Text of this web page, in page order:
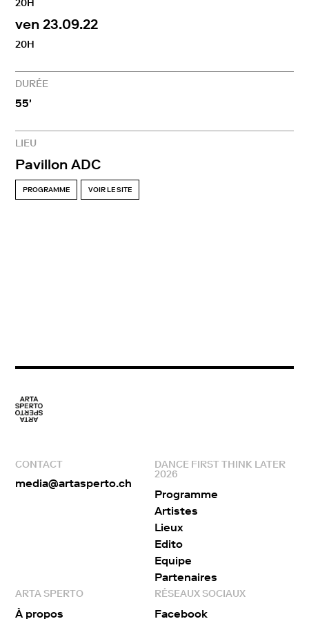
20H
ven 23.09.22
20H
DURÉE
55'
LIEU
Pavillon ADC
PROGRAMME VOIR LE SITE
CONTACT
media@artasperto.ch
DANCE FIRST THINK LATER
2026
Programme
Artistes
Lieux
Edito
Equipe
Partenaires
ARTA SPERTO
À propos
RÉSEAUX SOCIAUX
Facebook